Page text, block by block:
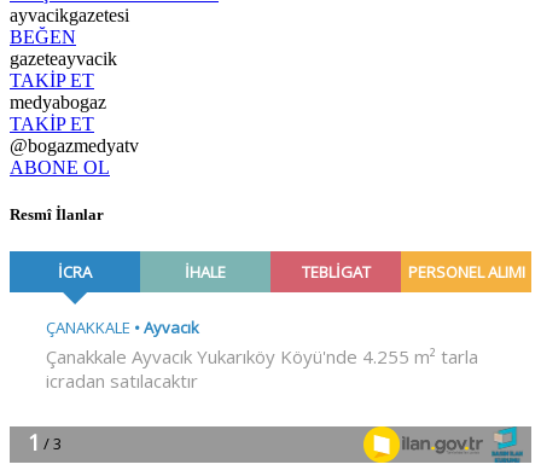
ayvacikgazetesi
BEĞEN
gazeteayvacik
TAKİP ET
medyabogaz
TAKİP ET
@bogazmedyatv
ABONE OL
Resmî İlanlar